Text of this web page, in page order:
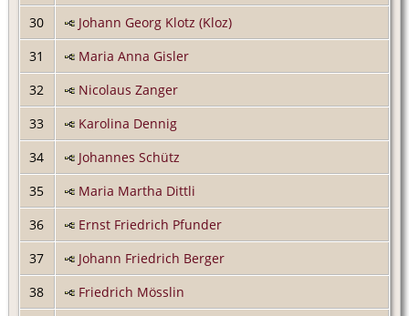
30
Johann Georg Klotz (Kloz)
31
Maria Anna Gisler
32
Nicolaus Zanger
33
Karolina Dennig
34
Johannes Schütz
35
Maria Martha Dittli
36
Ernst Friedrich Pfunder
37
Johann Friedrich Berger
38
Friedrich Mösslin